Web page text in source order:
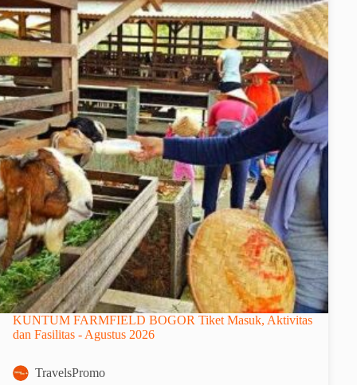
KUNTUM FARMFIELD BOGOR Tiket Masuk, Aktivitas
dan Fasilitas - Agustus 2026
TravelsPromo